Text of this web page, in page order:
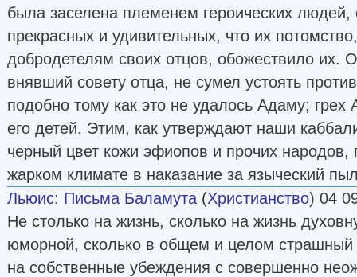
была заселена племенем героических людей,
прекрасных и удивительных, что их
добродетелям своих отцов, обожествило их.
внявший совету отца, не сумел устоять
подобно тому как это не удалось Адаму;
его детей. Этим, как утверждают наши
черный цвет кожи эфиопов и прочих
жарком климате в наказание за языческий
Льюис: Письма Баламута (Христианство) 04
Не столько на жизнь, сколько на жизнь
юморной, сколько в общем и целом страшный
на собственные убеждения с совершенно